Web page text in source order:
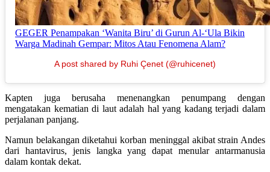
GEGER Penampakan ‘Wanita Biru’ di Gurun Al-‘Ula Bikin
Warga Madinah Gempar: Mitos Atau Fenomena Alam?
A post shared by Ruhi Çenet (@ruhicenet)
Kapten juga berusaha menenangkan penumpang dengan
mengatakan kematian di laut adalah hal yang kadang terjadi dalam
perjalanan panjang.
Namun belakangan diketahui korban meninggal akibat strain Andes
dari hantavirus, jenis langka yang dapat menular antarmanusia
dalam kontak dekat.